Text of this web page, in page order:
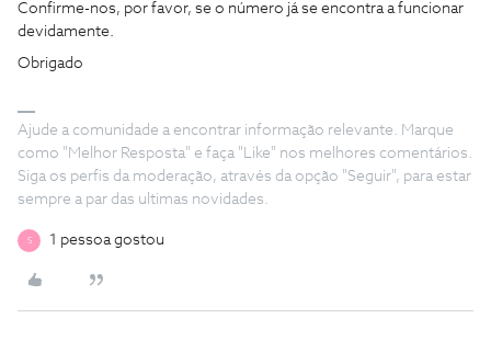
Confirme-nos, por favor, se o número já se encontra a funcionar
devidamente.
Obrigado
Ajude a comunidade a encontrar informação relevante. Marque
como "Melhor Resposta" e faça "Like" nos melhores comentários.
Siga os perfis da moderação, através da opção "Seguir", para estar
sempre a par das ultimas novidades.
S 1 pessoa gostou